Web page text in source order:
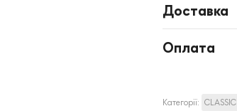
Доставка
Оплата
Категорії: CLASSIC